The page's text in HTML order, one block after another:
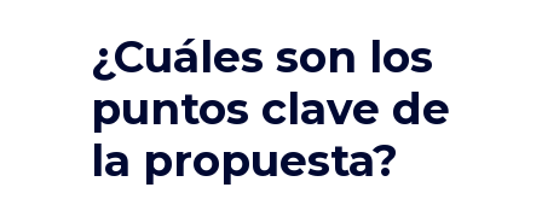
¿Cuáles son los
puntos clave de
la propuesta?